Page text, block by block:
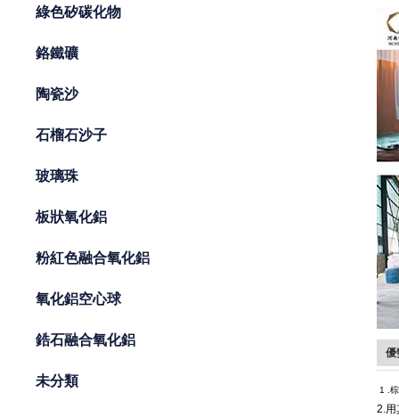
綠色矽碳化物
鉻鐵礦
陶瓷沙
石榴石沙子
玻璃珠
板狀氧化鋁
粉紅色融合氧化鋁
氧化鋁空心球
鋯石融合氧化鋁
未分類
優
1 .
2.用